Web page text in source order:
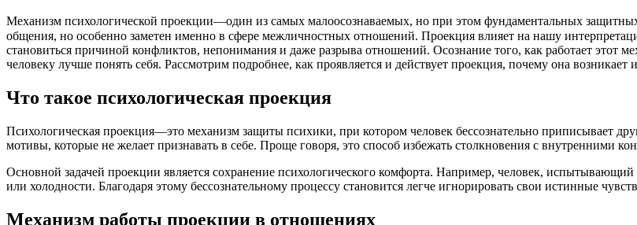
Механизм психологической проекции—один из самых малоосознаваемых, но при этом фундаментальных
общения, но особенно заметен именно в сфере межличностных отношений. Проекция влияет на нашу
становиться причиной конфликтов, непонимания и даже разрыва отношений. Осознание того, как работает этот
человеку лучше понять себя. Рассмотрим подробнее, как проявляется и действует проекция, почему она возникает
Что такое психологическая проекция
Психологическая проекция—это механизм защиты психики, при котором человек бессознательно приписывает
мотивы, которые не желает признавать в себе. Проще говоря, это способ избежать столкновения с
Основной задачей проекции является сохранение психологического комфорта. Например, человек,
или холодности. Благодаря этому бессознательному процессу становится легче игнорировать свои истинные
Механизм работы проекции в отношениях